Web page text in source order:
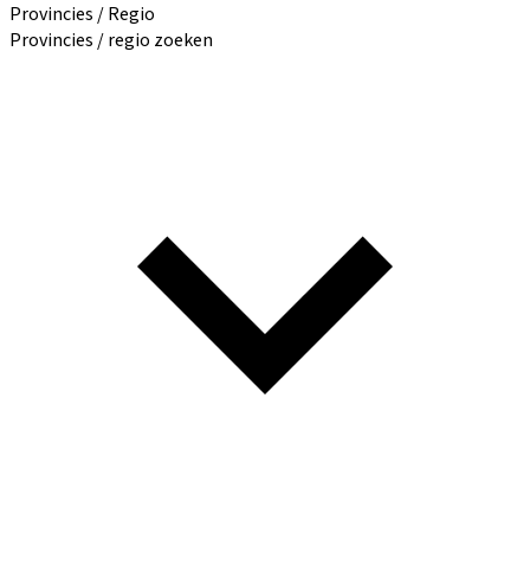
Provincies / Regio
Provincies / regio zoeken